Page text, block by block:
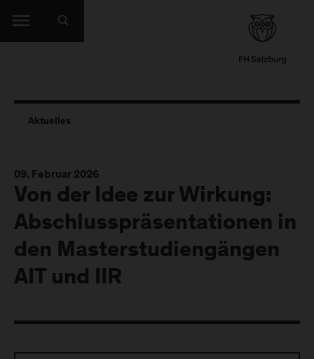
Aktuelles
09. Februar 2026
Von der Idee zur Wirkung:
Abschlusspräsentationen in
den Masterstudiengängen
AIT und IIR